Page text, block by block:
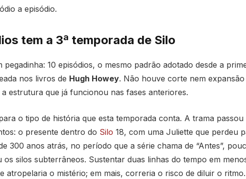
a episódio.
tem a 3ª temporada de Silo
pegadinha: 10 episódios, o mesmo padrão adotado desde a
nos livros de Hugh Howey. Não houve corte nem
estrutura que já funcionou nas fases anteriores.
o tipo de história que esta temporada conta. A trama passou
o presente dentro do Silo 18, com uma Juliette que perdeu
300 anos atrás, no período que a série chama de “Antes”,
silos subterrâneos. Sustentar duas linhas do tempo em
atropelaria o mistério; em mais, correria o risco de diluir o ritmo.